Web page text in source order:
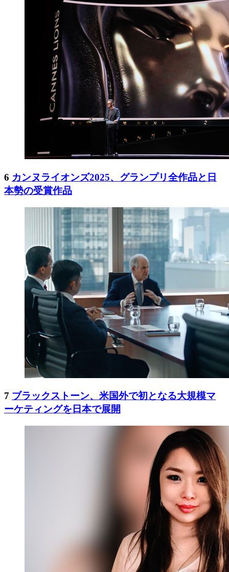
6 カンヌライオンズ2025、グランプリ全作品と日
本勢の受賞作品
7 ブラックストーン、米国外で初となる大規模マ
ーケティングを日本で展開